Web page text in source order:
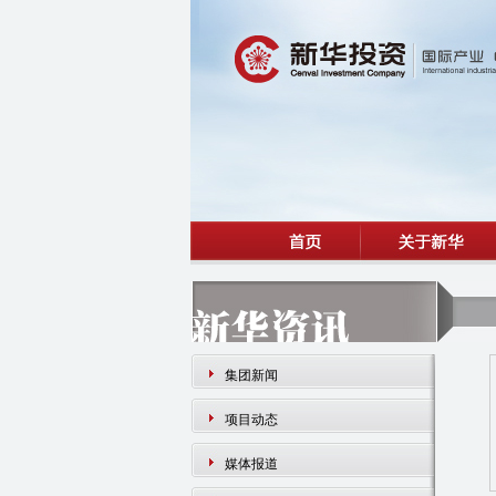
集团新闻
项目动态
媒体报道